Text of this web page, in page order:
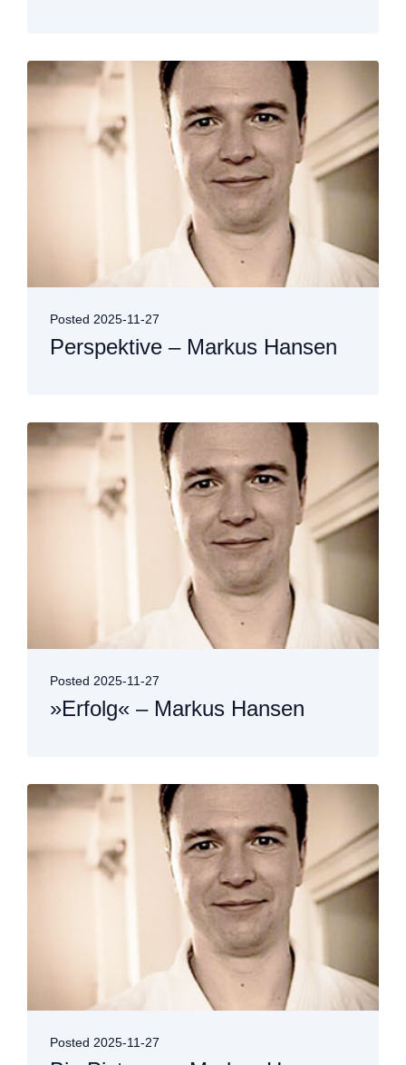
Posted 2025-11-27
Perspektive – Markus Hansen
Posted 2025-11-27
»Erfolg« – Markus Hansen
Posted 2025-11-27